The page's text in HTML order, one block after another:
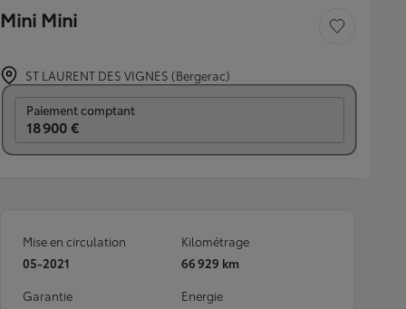
Mini Mini Sauvegarder le
ST LAURENT DES VIGNES (Bergerac)
Paiement comptant
18 900 €
Mise en circulation
05-2021
Kilométrage
66 929 km
Garantie
Energie